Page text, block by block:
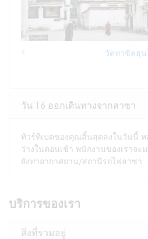
วัดทาชิลฮุน
วัน 16 ออกเดินทางจากลาซา
ทัวร์ทิเบตของคุณสิ้นสุดลงในวันนี้ ห
ว่างในตอนเช้า พนักงานของเราจะ
ยังท่าอากาศยาน/สถานีรถไฟลาซา
บริการของเรา
สิ่งที่รวมอยู่